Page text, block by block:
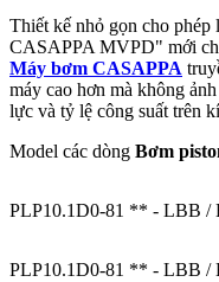
Thiết kế nhỏ gọn cho
CASAPPA MVPD" mới
Máy bơm CASAPPA
máy cao hơn mà không
lực và tỷ lệ công suất trên
Model các dòng Bơm
PLP10.1D0-81 ** - LBB /
PLP10.1D0-81 ** - LBB /